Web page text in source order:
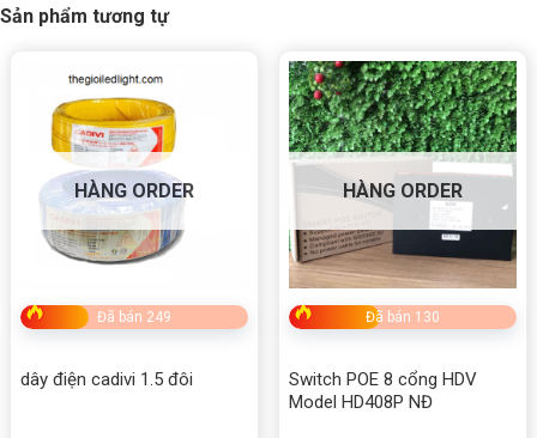
Sản phẩm tương tự
HÀNG ORDER
Đã bán 249
dây điện cadivi 1.5 đôi
HÀNG ORDER
Đã bán 130
Switch POE 8 cổng HDV
Model HD408P NĐ